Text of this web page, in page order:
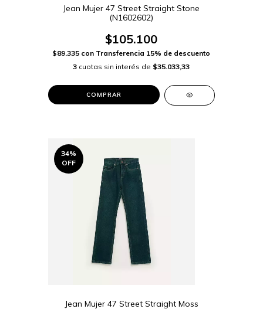
Jean Mujer 47 Street Straight Stone
(N1602602)
$105.100
$89.335 con Transferencia 15% de descuento
3 cuotas sin interés de $35.033,33
COMPRAR
34%
OFF
Jean Mujer 47 Street Straight Moss